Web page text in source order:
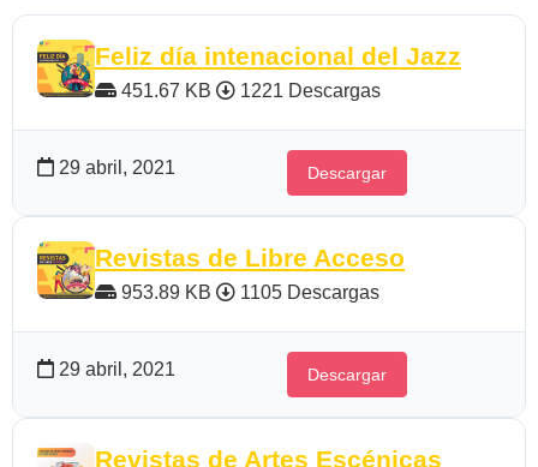
Feliz día intenacional del Jazz
451.67 KB 1221 Descargas
29 abril, 2021 Descargar
Revistas de Libre Acceso
953.89 KB 1105 Descargas
29 abril, 2021 Descargar
Revistas de Artes Escénicas